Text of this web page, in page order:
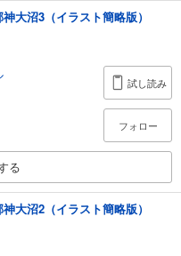
大沼3（イラスト簡略版）
試し読み
フォロー
る
大沼2（イラスト簡略版）